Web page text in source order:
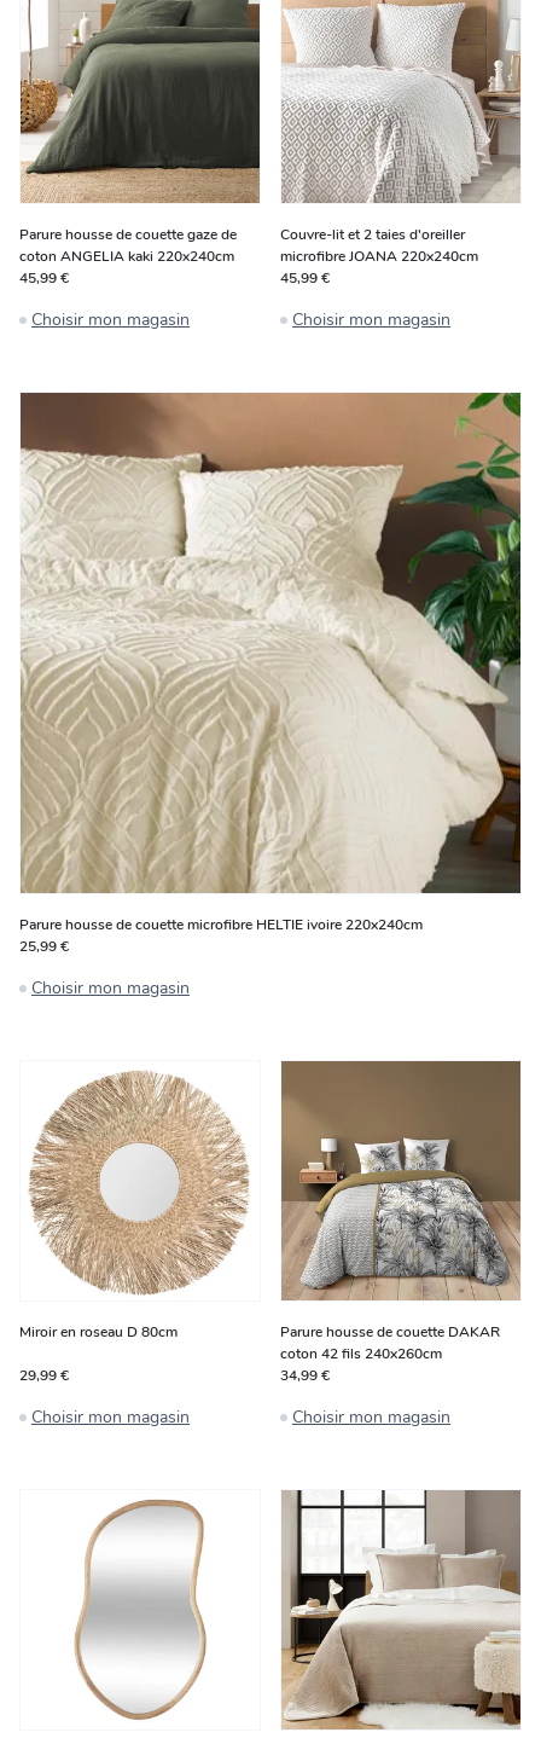
Jardin et plein air
Parure housse de couette gaze de
coton ANGELIA kaki 220x240cm
45,99 €
Choisir mon magasin
Couvre-lit et 2 taies d'oreiller
microfibre JOANA 220x240cm
45,99 €
Choisir mon magasin
Parure housse de couette microfibre HELTIE ivoire 220x240cm
25,99 €
Choisir mon magasin
Miroir en roseau D 80cm
29,99 €
Choisir mon magasin
Parure housse de couette DAKAR
coton 42 fils 240x260cm
34,99 €
Choisir mon magasin